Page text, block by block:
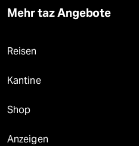
Mehr taz Angebote
Reisen
Kantine
Shop
Anzeigen